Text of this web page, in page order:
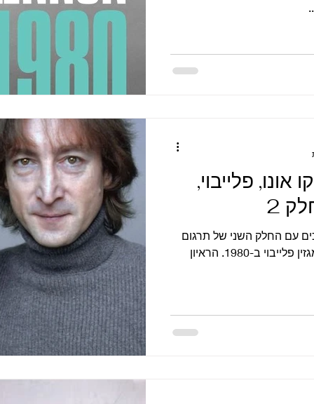
אונו, פלייבוי,
עם החלק השני של תרגום
הראיון שנתנו ג’ון לנון ויוקו אונו למגזין פלייבוי ב-1980. הראיון